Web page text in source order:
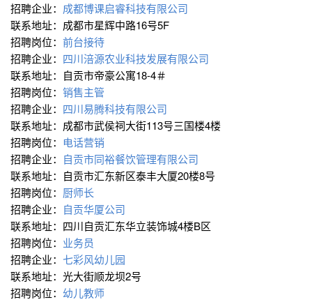
招聘企业： 成都博课启睿科技有限公司
联系地址：成都市星辉中路16号5F
招聘岗位： 前台接待
招聘企业： 四川涪源农业科技发展有限公司
联系地址：自贡市帝豪公寓18-4＃
招聘岗位： 销售主管
招聘企业： 四川易腾科技有限公司
联系地址：成都市武侯祠大街113号三国楼4楼
招聘岗位： 电话营销
招聘企业： 自贡市同裕餐饮管理有限公司
联系地址：自贡市汇东新区泰丰大厦20楼8号
招聘岗位： 厨师长
招聘企业： 自贡华厦公司
联系地址：四川自贡汇东华立装饰城4楼B区
招聘岗位： 业务员
招聘企业： 七彩风幼儿园
联系地址：光大街顺龙坝2号
招聘岗位： 幼儿教师